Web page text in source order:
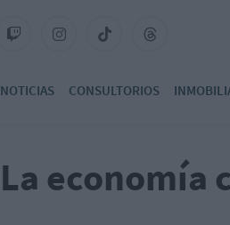
NOTICIAS CONSULTORIOS
La economía